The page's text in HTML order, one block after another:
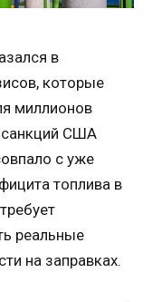
в
которые
миллионов
санкций США
с уже
топлива в
реальные
на заправках.